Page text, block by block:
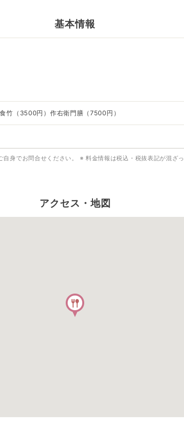
基本情報
竹（3500円）作右衛門膳（7500円）
身でお問合せください。
※ 料金情報は税込・税抜表記が混ざ
アクセス・地図